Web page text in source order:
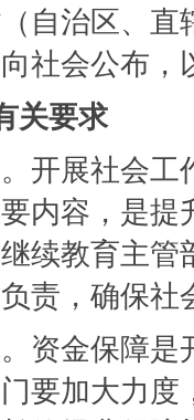
自治区、
社会公布
关要求
。开展社会
内容，是
续教育主
责，确保
。资金保障
要加大力